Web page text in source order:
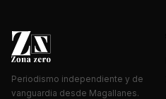
Periodismo independiente y de
vanguardia desde Magallanes.